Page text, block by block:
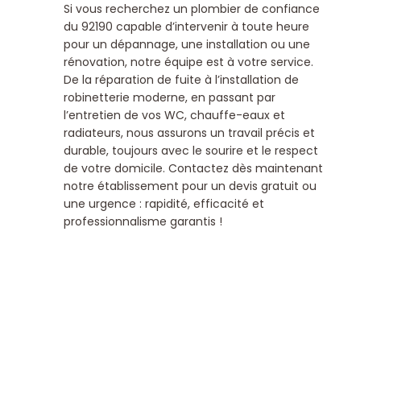
Si vous recherchez un plombier de confiance
du 92190 capable d’intervenir à toute heure
pour un dépannage, une installation ou une
rénovation, notre équipe est à votre service.
De la réparation de fuite à l’installation de
robinetterie moderne, en passant par
l’entretien de vos WC, chauffe-eaux et
radiateurs, nous assurons un travail précis et
durable, toujours avec le sourire et le respect
de votre domicile. Contactez dès maintenant
notre établissement pour un devis gratuit ou
une urgence : rapidité, efficacité et
professionnalisme garantis !